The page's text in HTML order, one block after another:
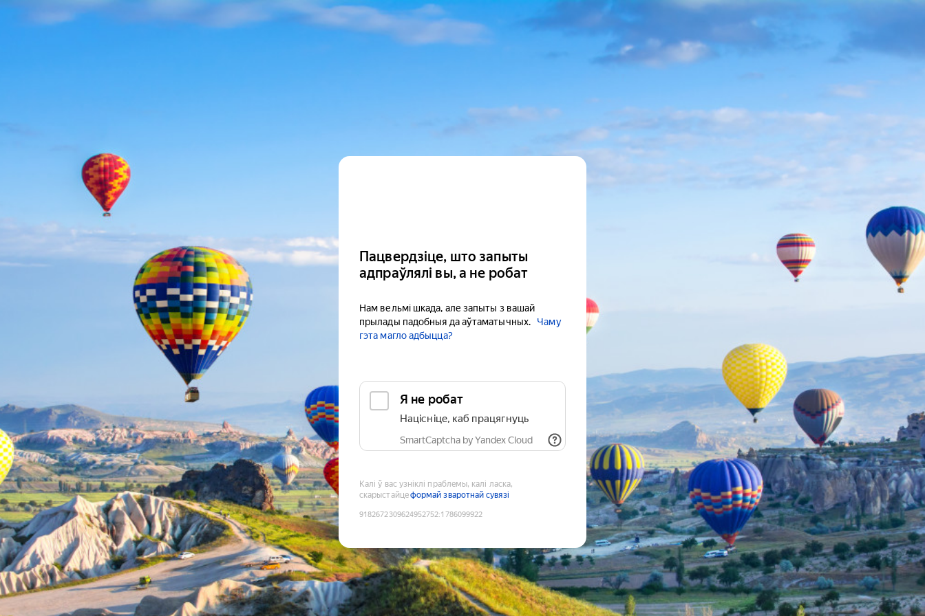
Пацвердзіце, што запыты
адпраўлялі вы, а не робат
Нам вельмі шкада, але запыты з вашай
прылады падобныя да аўтаматычных.
Чаму
гэта магло адбыцца?
Я не робат
Націсніце, каб працягнуць
SmartCaptcha by Yandex Cloud
Калі ў вас узніклі праблемы, калі ласка,
скарыстайцеформай зваротнай сувязі
9182672309624952752:1786099922